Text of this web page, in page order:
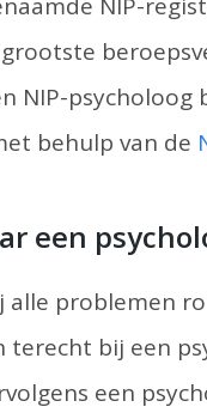
NIP-
behulp van de
een
alle problemen
terecht bij een
een